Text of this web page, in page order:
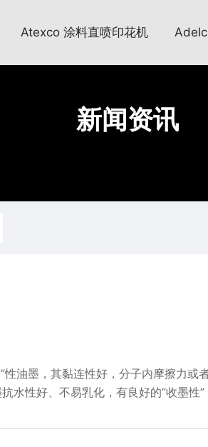
Atexco 涂料直喷印花机
新闻资讯
油墨，其黏连性好，分子内摩擦力或
水性好、不易乳化，有良好的”收墨性